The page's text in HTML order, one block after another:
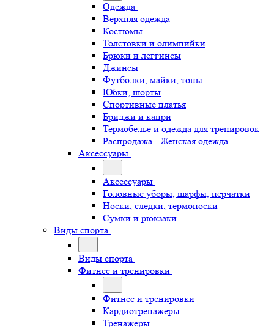
Одежда
Верхняя одежда
Костюмы
Толстовки и олимпийки
Брюки и леггинсы
Джинсы
Футболки, майки, топы
Юбки, шорты
Спортивные платья
Бриджи и капри
Термобельё и одежда для тренировок
Распродажа - Женская одежда
Аксессуары
Аксессуары
Головные уборы, шарфы, перчатки
Носки, следки, термоноски
Сумки и рюкзаки
Виды спорта
Виды спорта
Фитнес и тренировки
Фитнес и тренировки
Кардиотренажеры
Тренажеры